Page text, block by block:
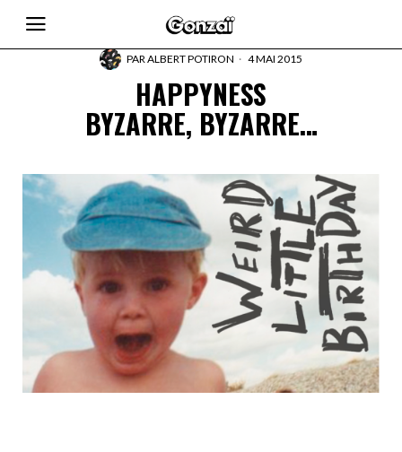
PARALBERT POTIRON 4 MAI 2015
HAPPYNESS
BYZARRE, BYZARRE…